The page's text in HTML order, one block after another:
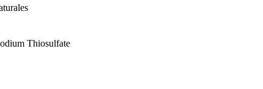
Thiosulfate